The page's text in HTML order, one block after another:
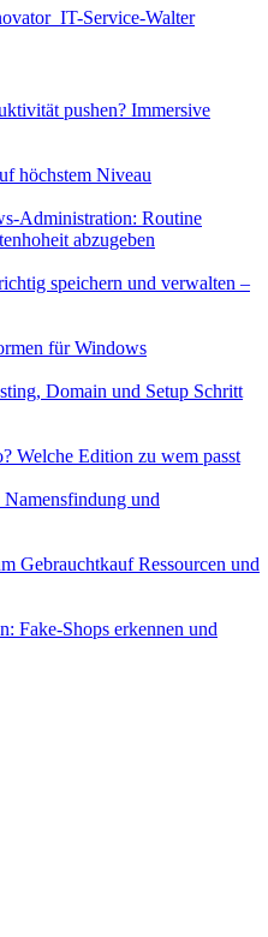
pushen? Immersive
höchstem Niveau
Administration: Routine
abzugeben
speichern und verwalten –
für Windows
Domain und Setup Schritt
Welche Edition zu wem passt
und
Gebrauchtkauf Ressourcen und
Fake-Shops erkennen und